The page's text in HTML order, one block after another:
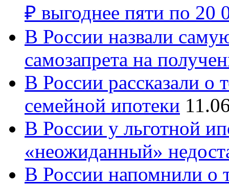
₽ выгоднее пяти по 20
В России назвали
самозапрета на
В России рассказали о
семейной ипотеки
В России у льготной
«неожиданный»
В России напомнили о